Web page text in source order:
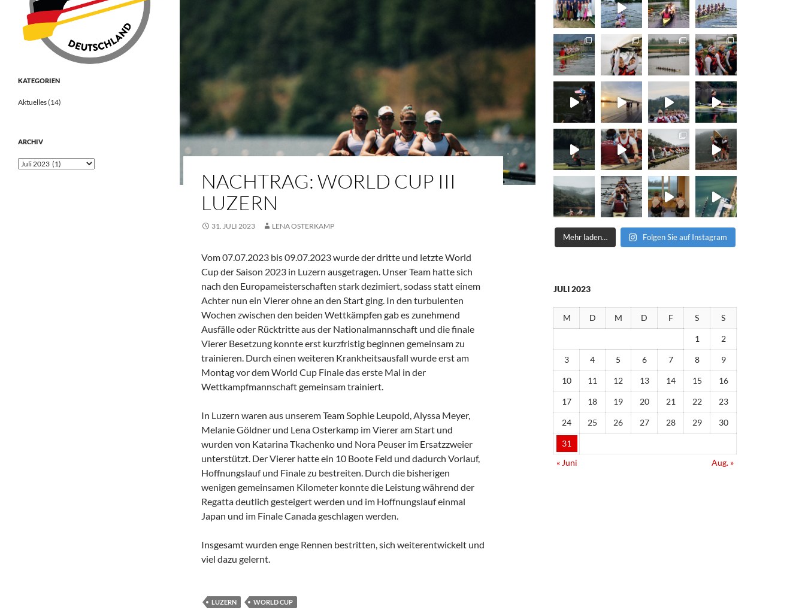
NACHTRAG: WORLD CUP III
LUZERN
31. JULI 2023 LENA OSTERKAMP
Vom 07.07.2023 bis 09.07.2023 wurde der dritte und letzte World
Cup der Saison 2023 in Luzern ausgetragen. Unser Team hatte sich
nach den Europameisterschaften stark dezimiert, sodass statt einem
Achter nun ein Vierer ohne an den Start ging. In den turbulenten
Wochen zwischen den beiden Wettkämpfen gab es zunehmend
Ausfälle oder Rücktritte aus der Nationalmannschaft und die finale
Vierer Besetzung konnte erst kurzfristig beginnen gemeinsam zu
trainieren. Durch einen weiteren Krankheitsausfall wurde erst am
Montag vor dem World Cup Finale das erste Mal in der
Wettkampfmannschaft gemeinsam trainiert.
In Luzern waren aus unserem Team Sophie Leupold, Alyssa Meyer,
Melanie Göldner und Lena Osterkamp im Vierer am Start und
wurden von Katarina Tkachenko und Nora Peuser im Ersatzzweier
unterstützt. Der Vierer hatte ein 10 Boote Feld und dadurch Vorlauf,
Hoffnungslauf und Finale zu bestreiten. Durch die bisherigen
wenigen gemeinsamen Kilometer konnte die Leistung während der
Regatta deutlich gesteigert werden und im Hoffnungslauf einmal
Japan und im Finale Canada geschlagen werden.
Insgesamt wurden enge Rennen bestritten, sich weiterentwickelt und
viel dazu gelernt.
LUZERN WORLD CUP
Mehr laden… Folgen Sie auf Instagram
JULI 2023
M D M D F S S
1 2
3 4 5 6 7 8 9
10 11 12 13 14 15 16
17 18 19 20 21 22 23
24 25 26 27 28 29 30
31
« Juni
Aug. »
KATEGORIEN
Aktuelles(14)
ARCHIV
Archiv